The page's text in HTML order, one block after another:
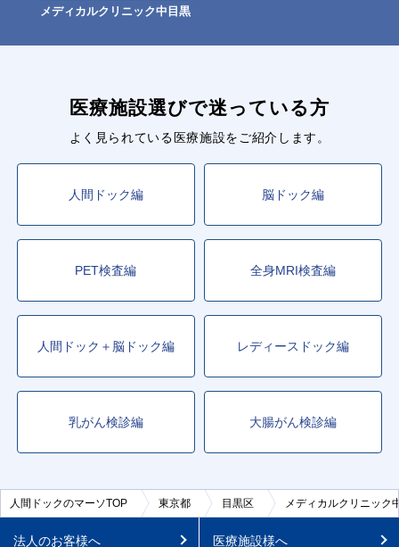
メディカルクリニック中目黒
医療施設選びで迷っている方
よく見られている医療施設をご紹介します。
人間ドック編 脳ドック編
PET検査編 全身MRI検査編
人間ドック＋脳ドック編 レディースドック編
乳がん検診編 大腸がん検診編
人間ドックのマーソTOP 東京都 目黒区 メディカルクリニック
法人のお客様へ 医療施設様へ